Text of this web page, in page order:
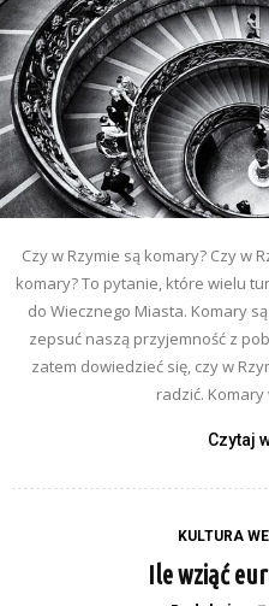
Czy w Rzymie są komary? Czy w
komary? To pytanie, które wielu
do Wiecznego Miasta. Komary
zepsuć naszą przyjemność z
zatem dowiedzieć się, czy w
radzić. Komary
Czytaj
KULTURA
Ile wziąć